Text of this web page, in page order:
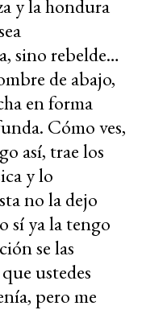
y la hondura
sino rebelde…
de abajo,
en forma
Cómo ves,
así, trae los
y lo
no la dejo
sí ya la tengo
se las
ustedes
pero me